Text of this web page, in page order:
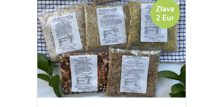
Zľava
2 Eur